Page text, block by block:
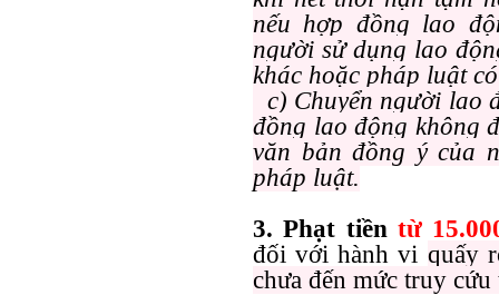
nếu hợp đồng lao
người sử dụng lao
khác hoặc pháp luật
c) Chuyển người lao
đồng lao động không
văn bản đồng ý của
pháp luật.
3. Phạt tiền từ
đối với hành vi quấy
chưa đến mức truy